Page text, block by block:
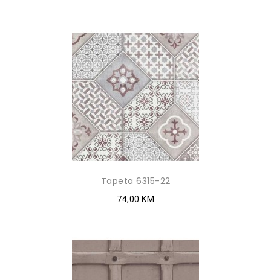
Tapeta 6315-22
74,00 KM